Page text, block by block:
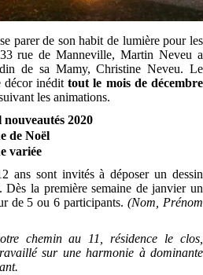
parer de son habit de lumière pour les
rue de Manneville, Martin Neveu a
de sa Mamy, Christine Neveu. Le
décor inédittout le mois de décembre
les animations.
2020
de Noël
variée
ans sont invités à déposer un dessin
Dès la première semaine de janvier un
de 5 ou 6 participants. (Nom, Prénom
chemin au 11, résidence le clos,
sur une harmonie à dominante